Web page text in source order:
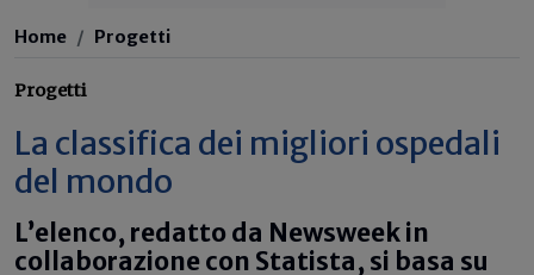
Home Progetti
Progetti
La classifica dei migliori ospedali
del mondo
L’elenco, redatto da Newsweek in
collaborazione con Statista, si basa su